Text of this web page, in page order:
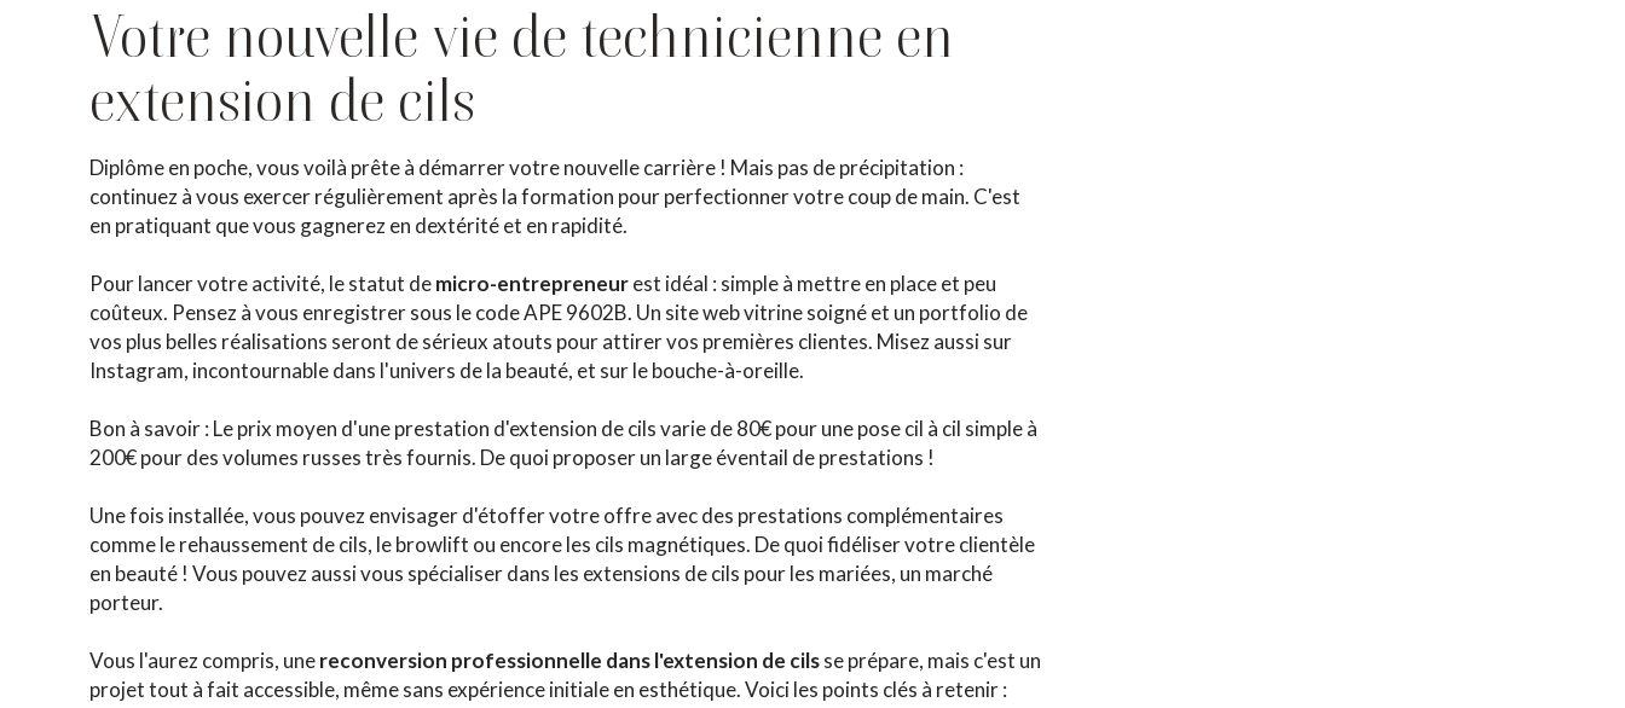
Votre nouvelle vie de technicienne en
extension de cils
Diplôme en poche, vous voilà prête à démarrer votre nouvelle carrière ! Mais pas de précipitation :
continuez à vous exercer régulièrement après la formation pour perfectionner votre coup de main. C'est
en pratiquant que vous gagnerez en dextérité et en rapidité.
Pour lancer votre activité, le statut demicro-entrepreneurest idéal : simple à mettre en place et peu
coûteux. Pensez à vous enregistrer sous le code APE 9602B. Un site web vitrine soigné et un portfolio de
vos plus belles réalisations seront de sérieux atouts pour attirer vos premières clientes. Misez aussi sur
Instagram, incontournable dans l'univers de la beauté, et sur le bouche-à-oreille.
Bon à savoir : Le prix moyen d'une prestation d'extension de cils varie de 80€ pour une pose cil à cil simple à
200€ pour des volumes russes très fournis. De quoi proposer un large éventail de prestations !
Une fois installée, vous pouvez envisager d'étoffer votre offre avec des prestations complémentaires
comme le rehaussement de cils, le browlift ou encore les cils magnétiques. De quoi fidéliser votre clientèle
en beauté ! Vous pouvez aussi vous spécialiser dans les extensions de cils pour les mariées, un marché
porteur.
Vous l'aurez compris, unereconversion professionnelle dans l'extension de cilsse prépare, mais c'est un
projet tout à fait accessible, même sans expérience initiale en esthétique. Voici les points clés à retenir :